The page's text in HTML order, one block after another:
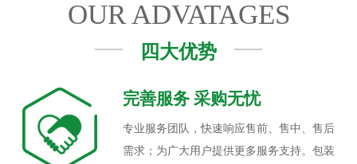
OUR ADVATAGES
四大优势
完善服务 采购无忧
专业服务团队，快速响应售前、售中、售后
需求；为广大用户提供更多服务支持。包装